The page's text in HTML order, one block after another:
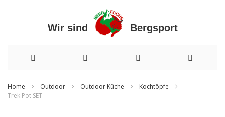
Wir sind Bergsport
zum
Home Outdoor Outdoor Küche
Kochtöpfe
Trek Pot SET